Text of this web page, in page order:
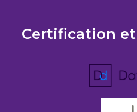
Certification